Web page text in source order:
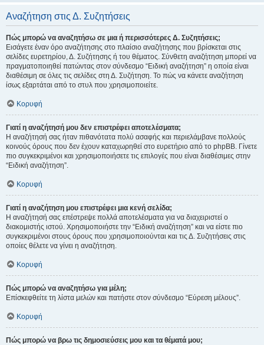
Αναζήτηση στις Δ. Συζητήσεις
Πώς μπορώ να αναζητήσω σε μια ή περισσότερες Δ. Συζητήσεις;
Εισάγετε έναν όρο αναζήτησης στο πλαίσιο αναζήτησης που βρίσκεται στις
σελίδες ευρετηρίου, Δ. Συζήτησης ή του θέματος. Σύνθετη αναζήτηση μπορεί να
πραγματοποιηθεί πατώντας στον σύνδεσμο “Ειδική αναζήτηση” η οποία είναι
διαθέσιμη σε όλες τις σελίδες στη Δ. Συζήτηση. Το πώς να κάνετε αναζήτηση
ίσως εξαρτάται από το στυλ που χρησιμοποιείτε.
Κορυφή
Γιατί η αναζήτησή μου δεν επιστρέφει αποτελέσματα;
Η αναζήτησή σας ήταν πιθανότατα πολύ ασαφής και περιελάμβανε πολλούς
κοινούς όρους που δεν έχουν καταχωρηθεί στο ευρετήριο από το phpBB. Γίνετε
πιο συγκεκριμένοι και χρησιμοποιήσετε τις επιλογές που είναι διαθέσιμες στην
“Ειδική αναζήτηση”.
Κορυφή
Γιατί η αναζήτηση μου επιστρέφει μια κενή σελίδα;
Η αναζήτησή σας επέστρεψε πολλά αποτελέσματα για να διαχειριστεί ο
διακομιστής ιστού. Χρησιμοποιήστε την “Ειδική αναζήτηση” και να είστε πιο
συγκεκριμένοι στους όρους που χρησιμοποιούνται και τις Δ. Συζητήσεις στις
οποίες θέλετε να γίνει η αναζήτηση.
Κορυφή
Πώς μπορώ να αναζητήσω για μέλη;
Επίσκεφθείτε τη λίστα μελών και πατήστε στον σύνδεσμο “Εύρεση μέλους”.
Κορυφή
Πώς μπορώ να βρω τις δημοσιεύσεις μου και τα θέματά μου;